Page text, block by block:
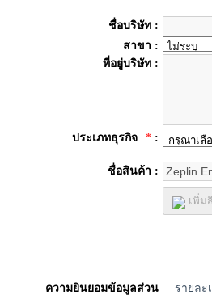
ชื่อบริษัท :
สาขา :
ที่อยู่บริษัท :
ประเภทธุรกิจ * :
ชื่อสินค้า :
เพิ่ม
ความยินยอมข้อมูลส่วน
รายละ